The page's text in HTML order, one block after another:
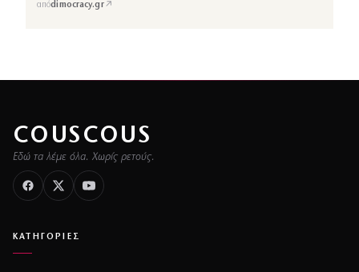
απόdimocracy.gr↗
COUSCOUS
Εδώ τα λέμε όλα. Χωρίς ρετούς.
ΚΑΤΗΓΟΡΙΕΣ